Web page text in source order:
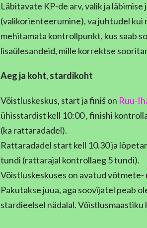
Läbitavate KP-de arv, valik ja
(valikorienteerumine), va juhtudel
mehitamata kontrollpunkt, kus saab
lisaülesandeid, mille korrektse
Aeg ja koht, stardikoht
Võistluskeskus, start ja finiš on Ruu-
ühisstardist kell 10:00 , finishi
(ka rattaradadel).
Rattaradadel start kell 10.30 ja
tundi (rattarajal kontrollaeg 5 tundi).
Võistluskeskuses on avatud
Pakutakse juua, aga soovijatel peab
stardieelsel nädalal.